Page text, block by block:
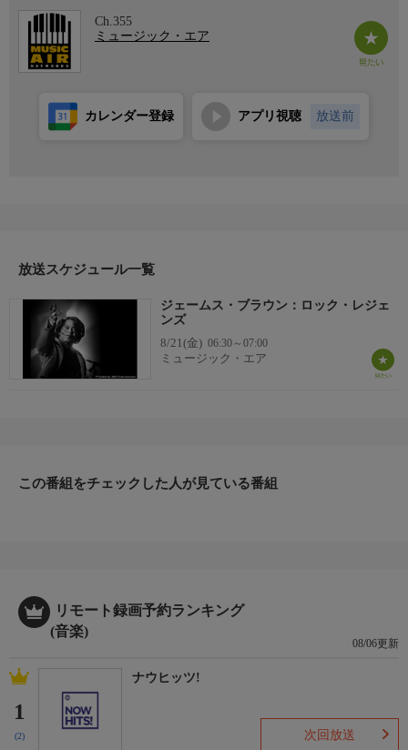
Ch.355
ミュージック・エア
カレンダー登録 アプリ視聴 放送前
放送スケジュール一覧
ジェームス・ブラウン：ロック・レジェ
ンズ
8/21(金) 06:30～07:00
ミュージック・エア
この番組をチェックした人が見ている番組
リモート録画予約ランキング
(音楽)
08/06更新
1
(2)
ナウヒッツ!
次回放送